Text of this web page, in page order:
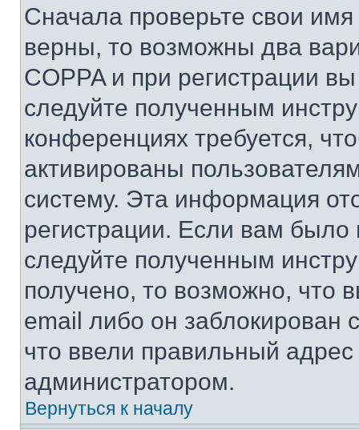
Сначала проверьте свои
верны, то возможны два
COPPA и при регистрации
следуйте полученным
конференциях требуется,
активированы
систему. Эта информация
регистрации. Если вам
следуйте полученным
получено, то возможно, что
email либо он
что ввели правильный адрес
администратором.
Вернуться к началу